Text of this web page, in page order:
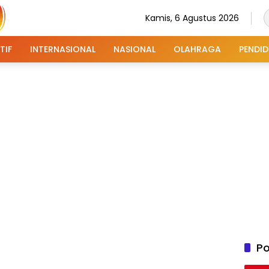
Kamis, 6 Agustus 2026
INTERNASIONAL NASIONAL OLAHRAGA